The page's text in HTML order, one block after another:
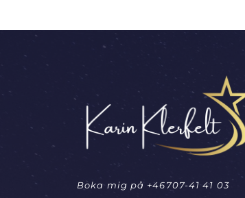
Boka mig på +46707-41 41 03